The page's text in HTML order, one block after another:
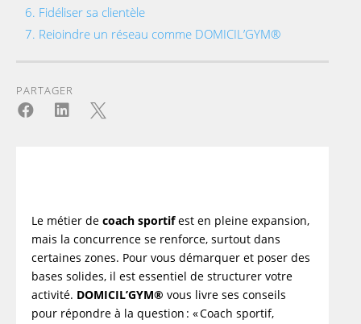
6. Fidéliser sa clientèle
7. Rejoindre un réseau comme DOMICIL’GYM®
PARTAGER
  
Le métier decoach sportifest en pleine expansion,
mais la concurrence se renforce, surtout dans
certaines zones. Pour vous démarquer et poser des
bases solides, il est essentiel de structurer votre
activité. DOMICIL’GYM® vous livre ses conseils
pour répondre à la question : « Coach sportif,